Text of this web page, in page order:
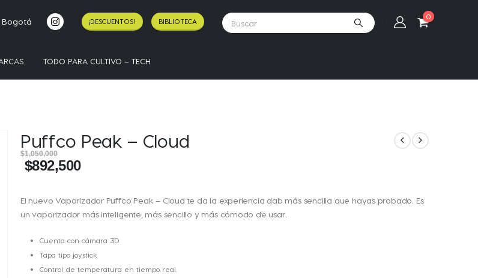
Bogotá ¡DESCUENTOS! BIBLIOTECA
0
TODO PARA CULTIVO – TECH
Puffco Peak – Cloud
$1,050,000
$892,500
El nuevo Vaporizador Puffco Peak – Cloud te da la experiencia dab más sencilla que hayas probado. Es
un vaporizador más inteligente, más sencillo y más cómodo de usar.
Cuenta con cámara 3D
Tapa tipo joystick
Control de temperatura en tiempo real.